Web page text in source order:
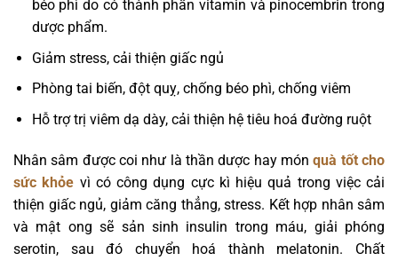
béo phì do có thành phần vitamin và pinocembrin trong
dược phẩm.
Giảm stress, cải thiện giấc ngủ
Phòng tai biến, đột quỵ, chống béo phì, chống viêm
Hỗ trợ trị viêm dạ dày, cải thiện hệ tiêu hoá đường ruột
Nhân sâm được coi như là thần dược hay mónquà tốt cho
sức khỏe vì có công dụng cực kì hiệu quả trong việc cải
thiện giấc ngủ, giảm căng thẳng, stress. Kết hợp nhân sâm
và mật ong sẽ sản sinh insulin trong máu, giải phóng
serotin, sau đó chuyển hoá thành melatonin. Chất